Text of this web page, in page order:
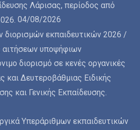
Λάρισας, περίοδος από
04/08/2026
εκπαιδευτικών 2026 /
υποψήφιων
διορισμό σε κενές οργανικές
και Δευτεροβάθμιας Ειδικής
και Γενικής Εκπαίδευσης.
Υπεράριθμων εκπαιδευτικών